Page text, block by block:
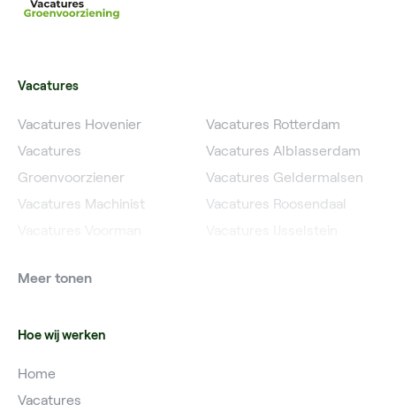
Vacatures
Vacatures Hovenier
Vacatures
Groenvoorziener
Vacatures Machinist
Vacatures Planner
Vacatures Rotterdam
Vacatures Alblasserdam
Vacatures Geldermalsen
Vacatures Roosendaal
Meer tonen
Hoe wij werken
Home
Vacatures